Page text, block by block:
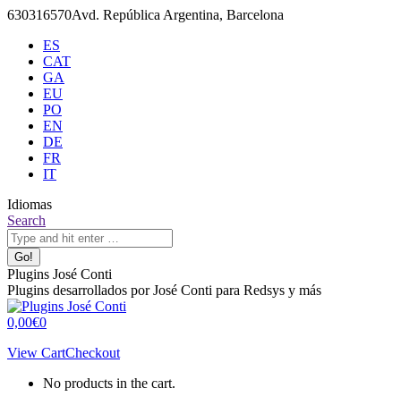
Skip
content
630316570Avd. República Argentina, Barcelona
ES
CAT
GA
EU
PO
EN
DE
FR
IT
Idiomas
X
page
opens
in
new
window
Github
page
opens
in
new
window
Search:
Search
Plugins José Conti
Plugins desarrollados por José Conti para Redsys y más
0,00€0
View CartCheckout
No products in the cart.